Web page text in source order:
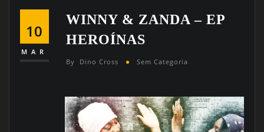
10
MAR
WINNY & ZANDA – EP
HEROÍNAS
By Dino Cross Sem Categoria